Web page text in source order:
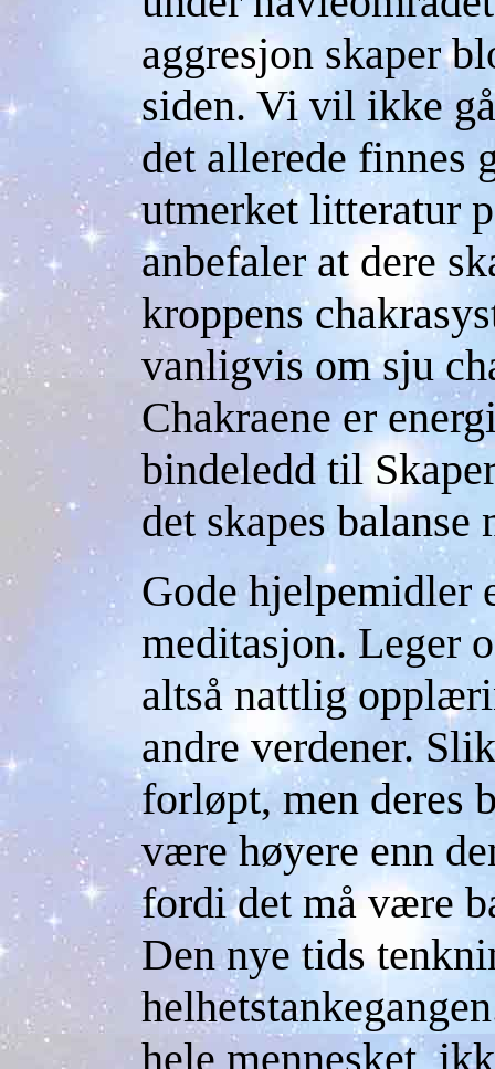
aggresjon skaper
siden. Vi vil ikke
det allerede finnes
utmerket litteratur
anbefaler at dere
kroppens
vanligvis om sju
Chakraene er
bindeledd til
det skapes
Gode hjelpemidler
meditasjon. Leger
altså nattlig
andre verdener.
forløpt, men deres
være høyere enn
fordi det må være
Den nye tids
hele mennesket,